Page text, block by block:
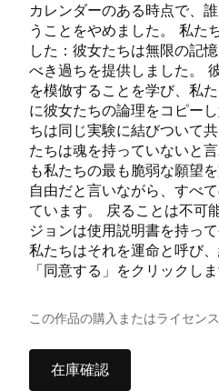
カレンダーのある時点で、
うことをやめました。 私た
した：彼女たちは無限の記
べき過ちを提供しました。
を模倣することを学び、私
に彼女たちの論理をコピー
ちは同じ実験に結びついて
たちは魂を持っていないと
も私たちの最も脆弱な願望
自由だと言いながら、すべ
ています。 戻ることは不可
ジョンは使用説明書を持っ
私たちはそれを運命と呼び
「同意する」をクリックしま
この作品の購入またはライセン
在庫確認